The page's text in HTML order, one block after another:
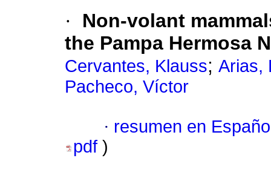
·
Non-volant
the Pampa Hermosa
Cervantes, Klauss; Arias,
Pacheco, Víctor
· resumen en
pdf )